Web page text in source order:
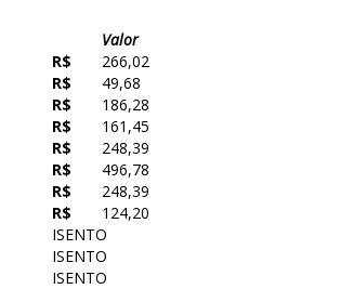
Valor
R$
266,02
R$
49,68
R$
186,28
R$
161,45
R$
248,39
R$
496,78
R$
248,39
R$
124,20
ISENTO
ISENTO
ISENTO